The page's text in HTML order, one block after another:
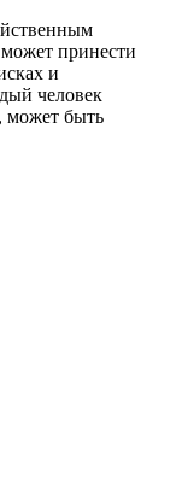
принести
и
человек
может быть